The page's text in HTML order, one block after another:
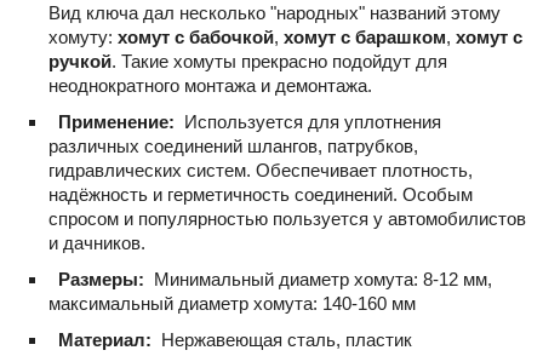
Вид ключа дал несколько "народных" названий этому
хомуту: хомут с бабочкой, хомут с барашком, хомут с
ручкой. Такие хомуты прекрасно подойдут для
неоднократного монтажа и демонтажа.
Применение: Используется для уплотнения
различных соединений шлангов, патрубков,
гидравлических систем. Обеспечивает плотность,
надёжность и герметичность соединений. Особым
спросом и популярностью пользуется у автомобилистов
и дачников.
Размеры: Минимальный диаметр хомута: 8-12 мм,
максимальный диаметр хомута: 140-160 мм
Материал: Нержавеющая сталь, пластик